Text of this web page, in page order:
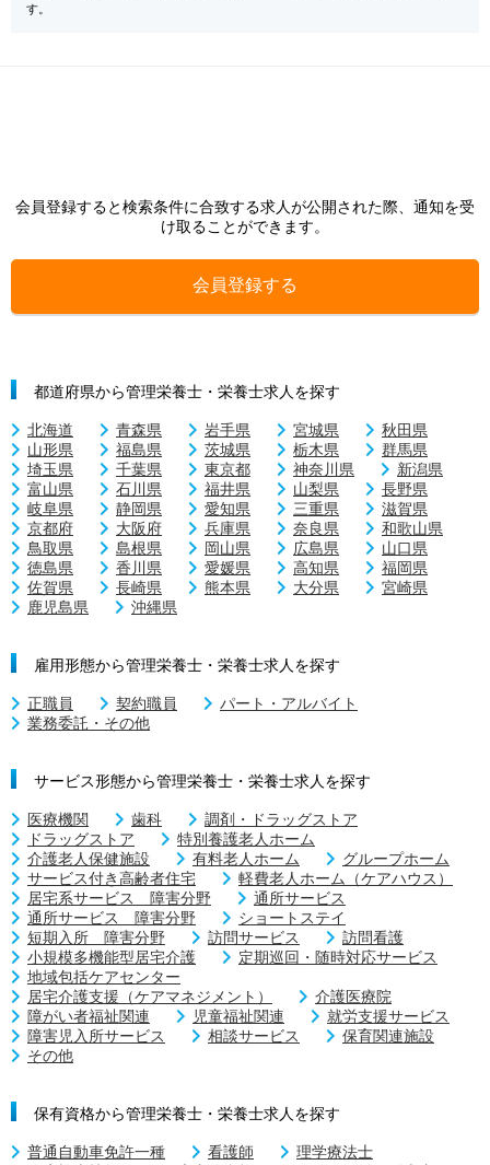
す。
会員登録すると検索条件に合致する求人が公開された際、通知を受
け取ることができます。
会員登録する
都道府県から管理栄養士・栄養士求人を探す
北海道 青森県 岩手県 宮城県
秋田県
山形県
福島県 茨城県 栃木県
群馬県
埼玉県
千葉県 東京都 神奈川県
新潟県
富山県
石川県 福井県 山梨県
長野県
岐阜県
静岡県 愛知県 三重県
滋賀県
京都府
大阪府 兵庫県 奈良県
和歌山県
鳥取県
島根県 岡山県 広島県
山口県
徳島県
香川県 愛媛県 高知県
福岡県
佐賀県
長崎県 熊本県 大分県
宮崎県
鹿児島県
沖縄県
雇用形態から管理栄養士・栄養士求人を探す
正職員 契約職員
パート・アルバイト
業務委託・その他
サービス形態から管理栄養士・栄養士求人を探す
医療機関 歯科
調剤・ドラッグストア
ドラッグストア
特別養護老人ホーム
介護老人保健施設
有料老人ホーム
グループホーム
サービス付き高齢者住宅
軽費老人ホーム（ケアハウス）
居宅系サービス 障害分野
通所サービス
通所サービス 障害分野
ショートステイ
短期入所 障害分野
訪問サービス
訪問看護
小規模多機能型居宅介護
定期巡回・随時対応サービス
地域包括ケアセンター
居宅介護支援（ケアマネジメント）
介護医療院
障がい者福祉関連
児童福祉関連
就労支援サービス
障害児入所サービス
相談サービス
保育関連施設
その他
保有資格から管理栄養士・栄養士求人を探す
普通自動車免許一種 看護師
理学療法士